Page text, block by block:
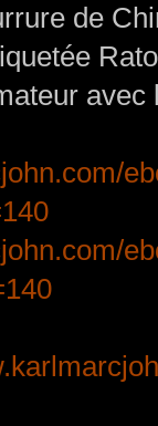
de
avec